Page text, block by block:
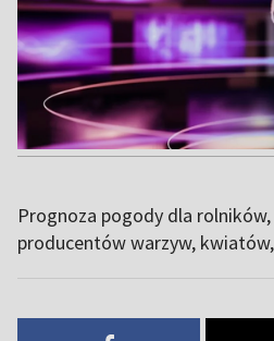
Prognoza pogody dla
producentów warzyw,